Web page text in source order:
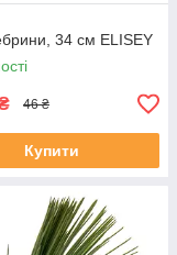
34 см ELISEY
46 ₴
Купити